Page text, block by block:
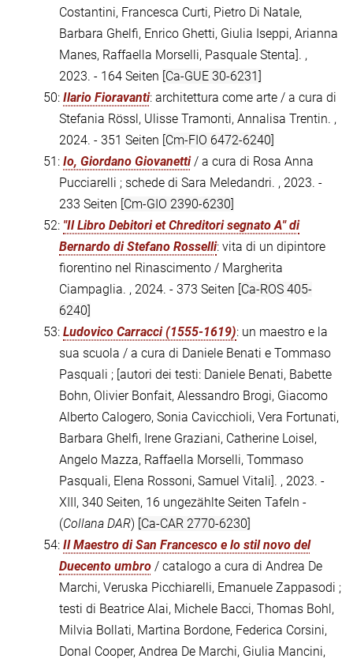
Costantini, Francesca Curti, Pietro Di Natale,
Barbara Ghelfi, Enrico Ghetti, Giulia Iseppi, Arianna
Manes, Raffaella Morselli, Pasquale Stenta]. ,
2023. - 164 Seiten [Ca-GUE 30-6231]
50: Ilario Fioravanti: architettura come arte / a cura di
Stefania Rössl, Ulisse Tramonti, Annalisa Trentin. ,
2024. - 351 Seiten [Cm-FIO 6472-6240]
51: Io, Giordano Giovanetti/ a cura di Rosa Anna
Pucciarelli ; schede di Sara Meledandri. , 2023. -
233 Seiten [Cm-GIO 2390-6230]
52: "Il Libro Debitori et Chreditori segnato A" di
Bernardo di Stefano Rosselli: vita di un dipintore
fiorentino nel Rinascimento / Margherita
Ciampaglia. , 2024. - 373 Seiten [Ca-ROS 405-
6240]
53: Ludovico Carracci (1555-1619): un maestro e la
sua scuola / a cura di Daniele Benati e Tommaso
Pasquali ; [autori dei testi: Daniele Benati, Babette
Bohn, Olivier Bonfait, Alessandro Brogi, Giacomo
Alberto Calogero, Sonia Cavicchioli, Vera Fortunati,
Barbara Ghelfi, Irene Graziani, Catherine Loisel,
Angelo Mazza, Raffaella Morselli, Tommaso
Pasquali, Elena Rossoni, Samuel Vitali]. , 2023. -
XIII, 340 Seiten, 16 ungezählte Seiten Tafeln -
(Collana DAR) [Ca-CAR 2770-6230]
54: Il Maestro di San Francesco e lo stil novo del
Duecento umbro / catalogo a cura di Andrea De
Marchi, Veruska Picchiarelli, Emanuele Zappasodi ;
testi di Beatrice Alai, Michele Bacci, Thomas Bohl,
Milvia Bollati, Martina Bordone, Federica Corsini,
Donal Cooper, Andrea De Marchi, Giulia Mancini,